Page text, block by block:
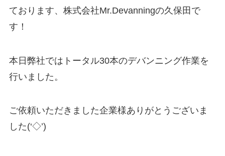
ております、株式会社Mr.Devanningの久保田で
す！
本日弊社ではトータル30本のデバンニング作業を
行いました。
ご依頼いただきました企業様ありがとうございま
した(‘◇’)ゞ